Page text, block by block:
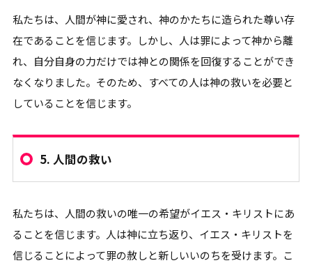
私たちは、人間が神に愛され、神のかたちに造られた尊い存
在であることを信じます。しかし、人は罪によって神から離
れ、自分自身の力だけでは神との関係を回復することができ
なくなりました。そのため、すべての人は神の救いを必要と
していることを信じます。
5. 人間の救い
私たちは、人間の救いの唯一の希望がイエス・キリストにあ
ることを信じます。人は神に立ち返り、イエス・キリストを
信じることによって罪の赦しと新しいいのちを受けます。こ